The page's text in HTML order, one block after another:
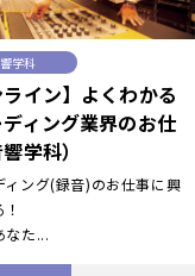
学科
ライン】よくわかる
ディング業界のお仕
学科）
ィング(録音)のお仕事に興
なた...